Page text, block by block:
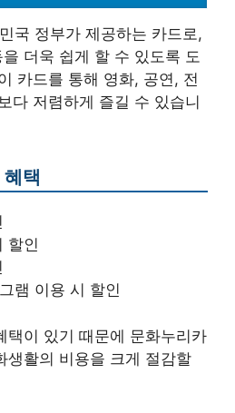
국 정부가 제공하는 카드로,
더욱 쉽게 할 수 있도록 도
카드를 통해 영화, 공연, 전
다 저렴하게 즐길 수 있습니
택
할인
램 이용 시 할인
택이 있기 때문에 문화누리카
생활의 비용을 크게 절감할